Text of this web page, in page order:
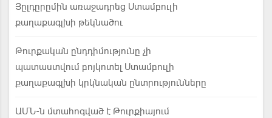
Յըլդըրըմին առաջադրեց Ստամբուլի
քաղաքագլխի թեկնածու
Թուրքական ընդդիմությունը չի
պատաստվում բոյկոտել Ստամբուլի
քաղաքագլխի կրկնական ընտրությունները
ԱՄՆ-ն մտահոգված է Թուրքիայում